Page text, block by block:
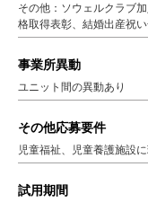
その他：ソウェルクラブ
格取得表彰、結婚出産祝
事業所異動
ユニット間の異動あり
その他応募要件
児童福祉、児童養護施設
試用期間